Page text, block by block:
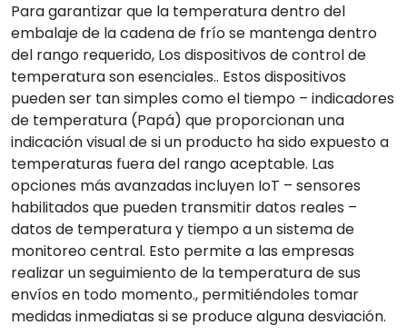
Para garantizar que la temperatura dentro del
embalaje de la cadena de frío se mantenga dentro
del rango requerido, Los dispositivos de control de
temperatura son esenciales.. Estos dispositivos
pueden ser tan simples como el tiempo – indicadores
de temperatura (Papá) que proporcionan una
indicación visual de si un producto ha sido expuesto a
temperaturas fuera del rango aceptable. Las
opciones más avanzadas incluyen IoT – sensores
habilitados que pueden transmitir datos reales –
datos de temperatura y tiempo a un sistema de
monitoreo central. Esto permite a las empresas
realizar un seguimiento de la temperatura de sus
envíos en todo momento., permitiéndoles tomar
medidas inmediatas si se produce alguna desviación.